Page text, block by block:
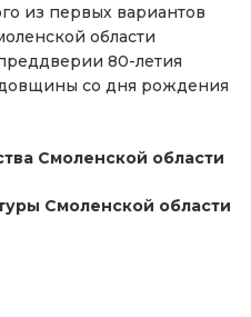
из первых вариантов
области
80-летия
со дня рождения
Смоленской области
Смоленской области